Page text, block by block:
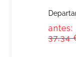
antes:
37,34